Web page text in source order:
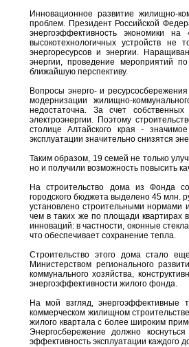
Инновационное развитие жилищно-
проблем. Президент Российской
энергоэффективность экономики
высокотехнологичных устройств
энергоресурсов и энергии.
энергии, проведение мероприятий
ближайшую перспективу.
Вопросы энерго- и
модернизации жилищно-
недостаточна. За счет
электроэнергии. Поэтому
столице Алтайского края -
эксплуатации значительно снизятся
Таким образом, 19 семей не только
но и получили возможность повысить
На строительство дома из Фонда
городского бюджета выделено 45 млн.
установлено строительными нормами
чем в таких же по площади
инноваций: в частности, оконные
что обеспечивает сохранение тепла.
Строительство этого дома стало
Министерством регионального
коммунального хозяйства,
энергоэффективности жилого фонда.
На мой взгляд, энергоэффективные
коммерческом жилищном
жилого квартала с более широким
Энергосбережение должно
эффективность эксплуатации каждого